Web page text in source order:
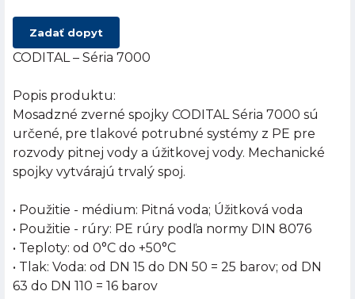
Zadať dopyt
CODITAL – Séria 7000
Popis produktu:
Mosadzné zverné spojky CODITAL Séria 7000 sú
určené, pre tlakové potrubné systémy z PE pre
rozvody pitnej vody a úžitkovej vody. Mechanické
spojky vytvárajú trvalý spoj.
• Použitie - médium: Pitná voda; Úžitková voda
• Použitie - rúry: PE rúry podľa normy DIN 8076
• Teploty: od 0°C do +50°C
• Tlak: Voda: od DN 15 do DN 50 = 25 barov; od DN
63 do DN 110 = 16 barov